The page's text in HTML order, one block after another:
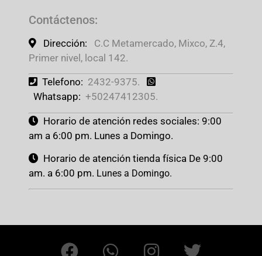
Contáctenos:
Dirección:
C.C Metamercado, Mixco, Z.4,
Primer nivel, local 142.
Telefono: 2432-9375.
Whatsapp: +50247412305.
Horario de atención redes sociales: 9:00
am a 6:00 pm. Lunes a Domingo.
Horario de atención tienda física De 9:00
am. a 6:00 pm. Lunes a Domingo.